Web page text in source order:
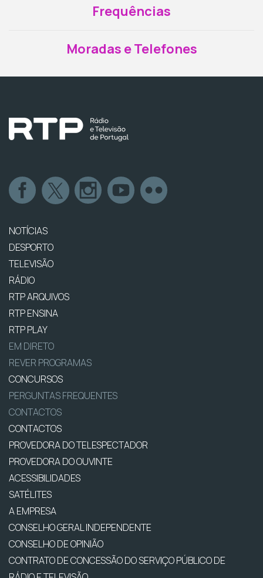
Frequências
Moradas e Telefones
NOTÍCIAS
DESPORTO
TELEVISÃO
RÁDIO
RTP ARQUIVOS
RTP ENSINA
RTP PLAY
EM DIRETO
REVER PROGRAMAS
CONCURSOS
PERGUNTAS FREQUENTES
CONTACTOS
CONTACTOS
PROVEDORA DO TELESPECTADOR
PROVEDORA DO OUVINTE
ACESSIBILIDADES
SATÉLITES
A EMPRESA
CONSELHO GERAL INDEPENDENTE
CONSELHO DE OPINIÃO
CONTRATO DE CONCESSÃO DO SERVIÇO PÚBLICO DE